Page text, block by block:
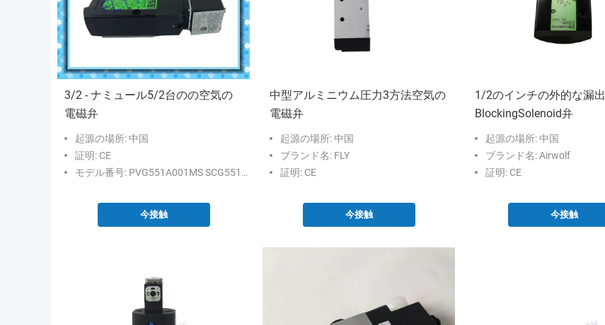
3/2 - ナミュール5/2台のの空気の
電磁弁
起源の場所: 中国
証明: CE
モデル番号: PVG551A001MS SCG551A001MS
今接触
中型アルミニウム圧力3方法空気の
電磁弁
起源の場所: 中国
ブランド名: FLY
証明: CE
今接触
1/2のインチの外的な漏出
BlockingSolenoid弁
起源の場所: 中国
ブランド名: Airwolf
証明: CE
今接触